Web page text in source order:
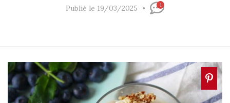
Publié le 19/03/2025 1